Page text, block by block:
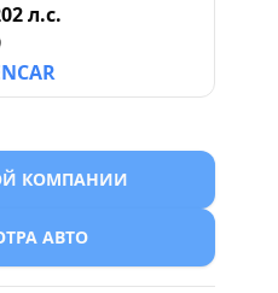
л.с.
КОМПАНИИ
АВТО